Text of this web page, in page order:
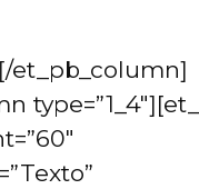
et_pb_column]